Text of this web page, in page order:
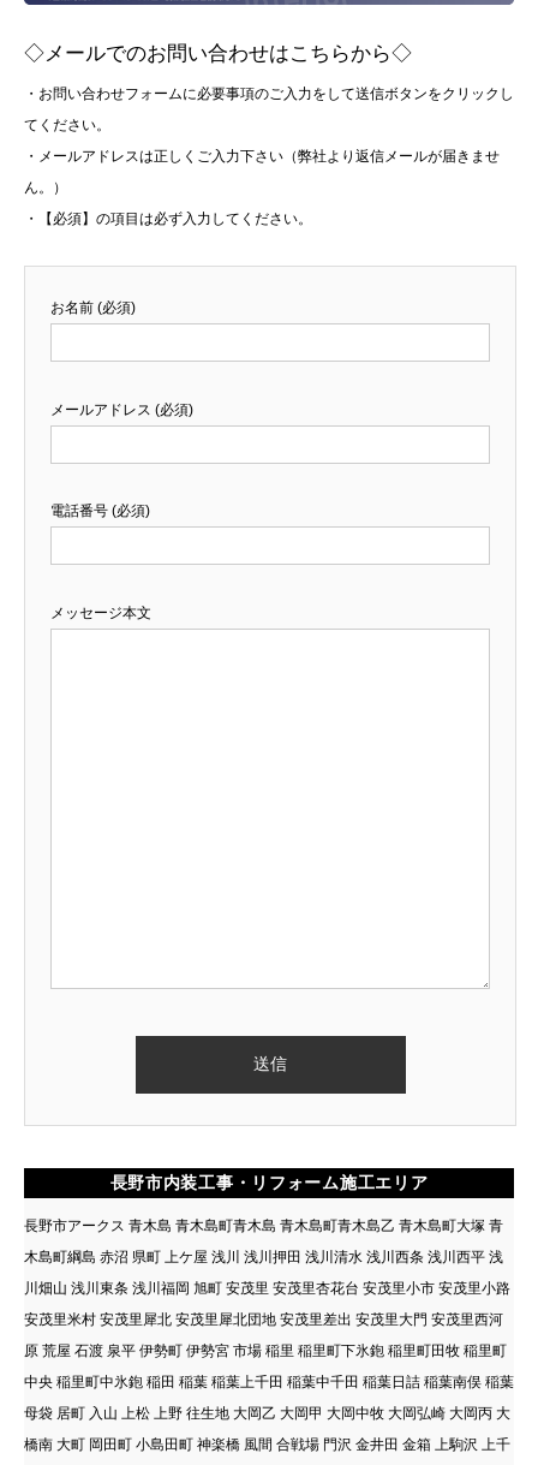
◇メールでのお問い合わせはこちらから◇
・お問い合わせフォームに必要事項のご入力をして送信ボタンをクリックし
てください。
・メールアドレスは正しくご入力下さい（弊社より返信メールが届きませ
ん。）
・【必須】の項目は必ず入力してください。
お名前 (必須)
メールアドレス (必須)
電話番号 (必須)
メッセージ本文
長野市内装工事・リフォーム施工エリア
長野市アークス 青木島 青木島町青木島 青木島町青木島乙 青木島町大塚 青
木島町綱島 赤沼 県町 上ケ屋 浅川 浅川押田 浅川清水 浅川西条 浅川西平 浅
川畑山 浅川東条 浅川福岡 旭町 安茂里 安茂里杏花台 安茂里小市 安茂里小路
安茂里米村 安茂里犀北 安茂里犀北団地 安茂里差出 安茂里大門 安茂里西河
原 荒屋 石渡 泉平 伊勢町 伊勢宮 市場 稲里 稲里町下氷鉋 稲里町田牧 稲里町
中央 稲里町中氷鉋 稲田 稲葉 稲葉上千田 稲葉中千田 稲葉日詰 稲葉南俣 稲葉
母袋 居町 入山 上松 上野 往生地 大岡乙 大岡甲 大岡中牧 大岡弘崎 大岡丙 大
橋南 大町 岡田町 小島田町 神楽橋 風間 合戦場 門沢 金井田 金箱 上駒沢 上千